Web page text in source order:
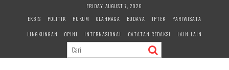
FRIDAY, AUGUST 7, 2026
EKBIS
POLITIK HUKUM OLAHRAGA BUDAYA IPTEK
PARIWISATA
LINGKUNGAN
OPINI INTERNASIONAL CATATAN REDAKSI LAIN-LAIN